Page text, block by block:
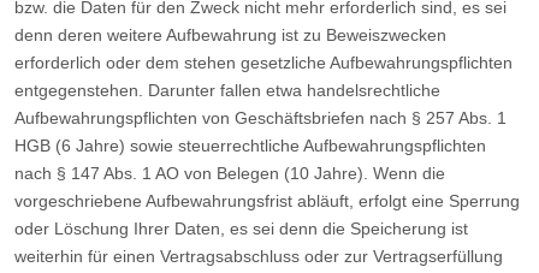
bzw. die Daten für den Zweck nicht mehr erforderlich sind, es sei
denn deren weitere Aufbewahrung ist zu Beweiszwecken
erforderlich oder dem stehen gesetzliche Aufbewahrungspflichten
entgegenstehen. Darunter fallen etwa handelsrechtliche
Aufbewahrungspflichten von Geschäftsbriefen nach § 257 Abs. 1
HGB (6 Jahre) sowie steuerrechtliche Aufbewahrungspflichten
nach § 147 Abs. 1 AO von Belegen (10 Jahre). Wenn die
vorgeschriebene Aufbewahrungsfrist abläuft, erfolgt eine Sperrung
oder Löschung Ihrer Daten, es sei denn die Speicherung ist
weiterhin für einen Vertragsabschluss oder zur Vertragserfüllung